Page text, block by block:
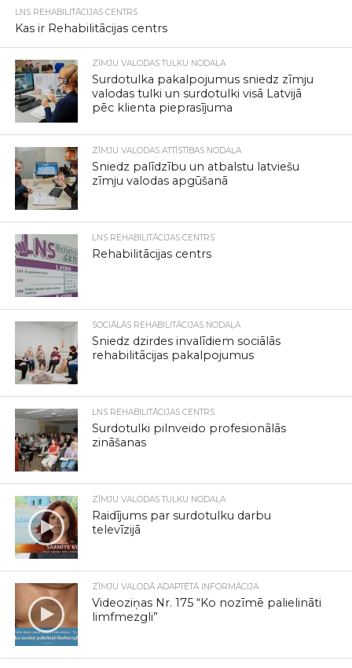
LNS REHABILITĀCIJAS CENTRS
Kas ir Rehabilitācijas centrs
ZĪMJU VALODAS TULKU NODAĻA
Surdotulka pakalpojumus sniedz zīmju
valodas tulki un surdotulki visā Latvijā
pēc klienta pieprasījuma
ZĪMJU VALODAS ATTĪSTĪBAS NODAĻA
Sniedz palīdzību un atbalstu latviešu
zīmju valodas apgūšanā
LNS REHABILITĀCIJAS CENTRS
Rehabilitācijas centrs
SOCIĀLĀS REHABILITĀCIJAS NODAĻA
Sniedz dzirdes invalīdiem sociālās
rehabilitācijas pakalpojumus
LNS REHABILITĀCIJAS CENTRS
Surdotulki pilnveido profesionālās
zināšanas
ZĪMJU VALODAS TULKU NODAĻA
Raidījums par surdotulku darbu
televīzijā
ZĪMJU VALODĀ ADAPTĒTĀ INFORMĀCIJA
Videoziņas Nr. 175 “Ko nozīmē palielināti
limfmezgli”